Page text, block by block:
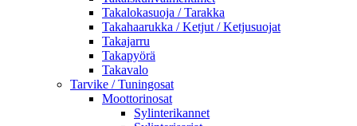
Takalokasuoja / Tarakka
Takahaarukka / Ketjut / Ketjusuojat
Takajarru
Takapyörä
Takavalo
Tarvike / Tuningosat
Moottorinosat
Sylinterikannet